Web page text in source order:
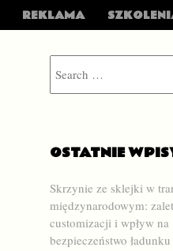
REKLAMA
OSTATNIE
Skrzynie ze sklejki w
międzynarodowym:
customizacji i wpływ na
bezpieczeństwo ładunku